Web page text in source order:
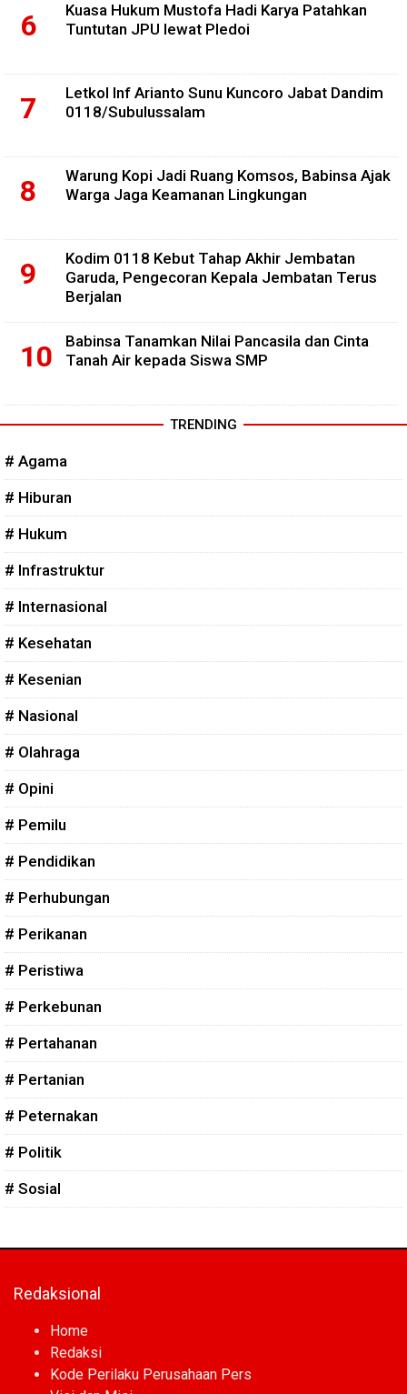
Kuasa Hukum Mustofa Hadi Karya Patahkan
Tuntutan JPU lewat Pledoi
Letkol Inf Arianto Sunu Kuncoro Jabat Dandim
0118/Subulussalam
Warung Kopi Jadi Ruang Komsos, Babinsa Ajak
Warga Jaga Keamanan Lingkungan
Kodim 0118 Kebut Tahap Akhir Jembatan
Garuda, Pengecoran Kepala Jembatan Terus
Berjalan
Babinsa Tanamkan Nilai Pancasila dan Cinta
Tanah Air kepada Siswa SMP
TRENDING
# Agama
# Hiburan
# Hukum
# Infrastruktur
# Internasional
# Kesehatan
# Kesenian
# Nasional
# Olahraga
# Opini
# Pemilu
# Pendidikan
# Perhubungan
# Perikanan
# Peristiwa
# Perkebunan
# Pertahanan
# Pertanian
# Peternakan
# Politik
# Sosial
Redaksional
Home
Redaksi
Kode Perilaku Perusahaan Pers